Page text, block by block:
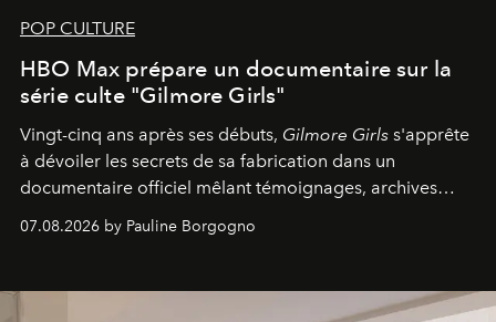
POP CULTURE
HBO Max prépare un documentaire sur la
série culte "Gilmore Girls"
Vingt-cinq ans après ses débuts, Gilmore Girls s'apprête
à dévoiler les secrets de sa fabrication dans un
documentaire officiel mêlant témoignages, archives
générationnel.
07.08.2026 by Pauline Borgogno